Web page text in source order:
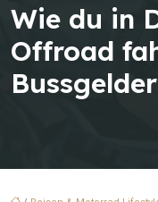
Wie du in
Offroad